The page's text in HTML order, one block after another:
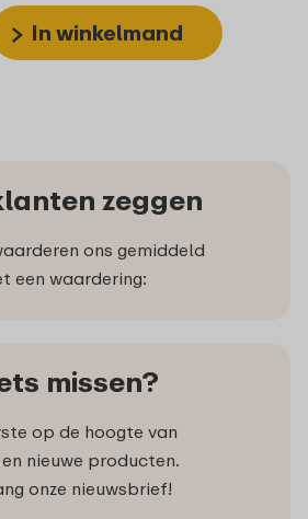
In winkelmand
zeggen
ons gemiddeld
een waardering:
missen?
op de hoogte van
nieuwe producten.
onze nieuwsbrief!